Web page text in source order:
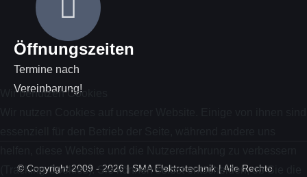
Öffnungszeiten
Termine nach
Vereinbarung!
© Copyright 2009 - 2026 | SMA Elektrotechnik | Alle Rechte
Wir benutzen Cookies
(Tracking Cookies). Sie können selbst entscheiden, ob Sie die